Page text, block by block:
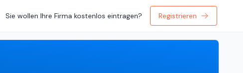
Sie wollen Ihre Firma kostenlos eintragen? Registrieren